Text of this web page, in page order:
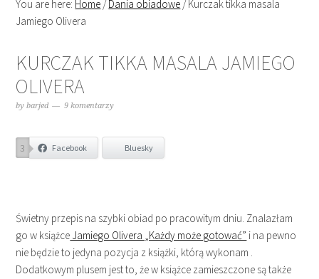
You are here: Home /Dania obiadowe /Kurczak tikka masala
Jamiego Olivera
KURCZAK TIKKA MASALA JAMIEGO
OLIVERA
bybarjed 9 komentarzy
3 Facebook Bluesky
Świetny przepis na szybki obiad po pracowitym dniu. Znalazłam
go w książce Jamiego Olivera „Każdy może gotować” i na pewno
nie będzie to jedyna pozycja z książki, którą wykonam .
Dodatkowym plusem jest to, że w książce zamieszczone są także